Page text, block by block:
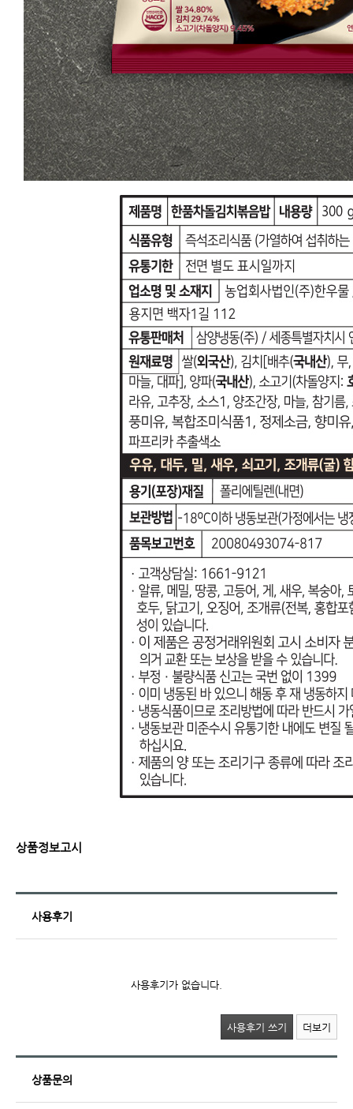
상품정보고시
사용후기
사용후기가 없습니다.
사용후기 쓰기 더보기
상품문의